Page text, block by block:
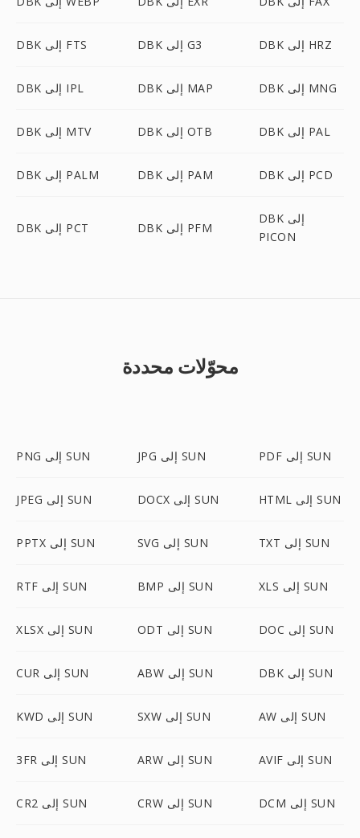
DBK إلى FTS DBK إلى G3 DBK إلى HRZ
DBK إلى IPL DBK إلى MAP DBK إلى MNG
DBK إلى MTV DBK إلى OTB DBK إلى PAL
DBK إلى PALM DBK إلى PAM DBK إلى PCD
DBK إلى PCT DBK إلى PFM
DBK إلى
PICON
محوّلات محددة
PNG إلى SUN JPG إلى SUN PDF إلى SUN
JPEG إلى SUN DOCX إلى SUN HTML إلى SUN
PPTX إلى SUN SVG إلى SUN TXT إلى SUN
RTF إلى SUN BMP إلى SUN XLS إلى SUN
XLSX إلى SUN ODT إلى SUN DOC إلى SUN
CUR إلى SUN ABW إلى SUN DBK إلى SUN
KWD إلى SUN SXW إلى SUN AW إلى SUN
3FR إلى SUN ARW إلى SUN AVIF إلى SUN
CR2 إلى SUN CRW إلى SUN DCM إلى SUN